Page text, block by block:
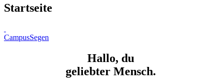
Startseite
CampusSegen
Hallo, du
geliebter Mensch.